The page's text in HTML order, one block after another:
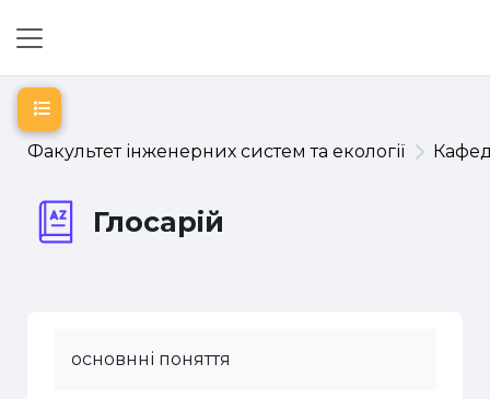
Факультет інженерних систем та екології
Глосарій
Відкритий покажчик курсу
основнні поняття